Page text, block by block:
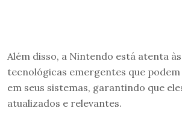
Além disso, a Nintendo está atenta
tecnológicas emergentes que
em seus sistemas, garantindo que
atualizados e relevantes.